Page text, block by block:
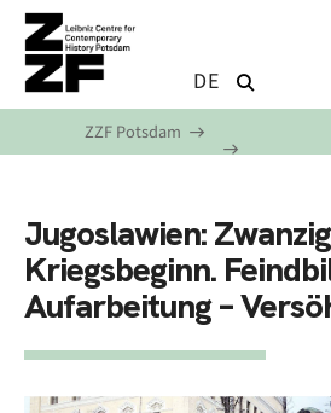
Skip to main content
DE
ZZF Potsdam
Jugoslawien:
Kriegsbeginn.
Aufarbeitung –